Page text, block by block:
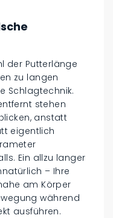
der Putterlänge
zu langen
Schlagtechnik.
stehen
anstatt
eigentlich
Ein allzu langer
– Ihre
am Körper
während
ausführen.